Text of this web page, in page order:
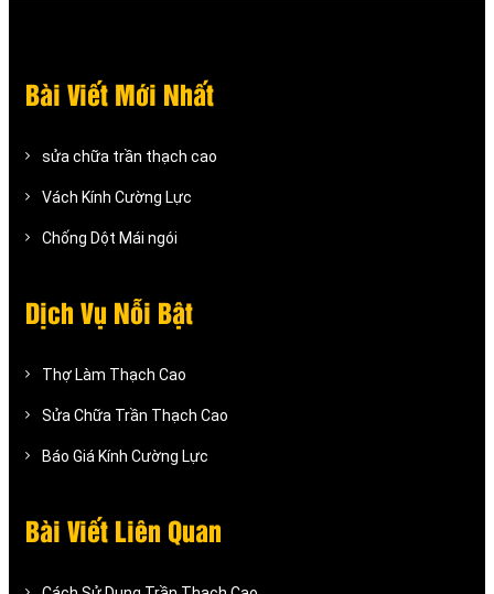
Bài Viết Mới Nhất
sửa chữa trần thạch cao
Vách Kính Cường Lực
Chống Dột Mái ngói
Dịch Vụ Nỗi Bật
Thợ Làm Thạch Cao
Sửa Chữa Trần Thạch Cao
Báo Giá Kính Cường Lực
Bài Viết Liên Quan